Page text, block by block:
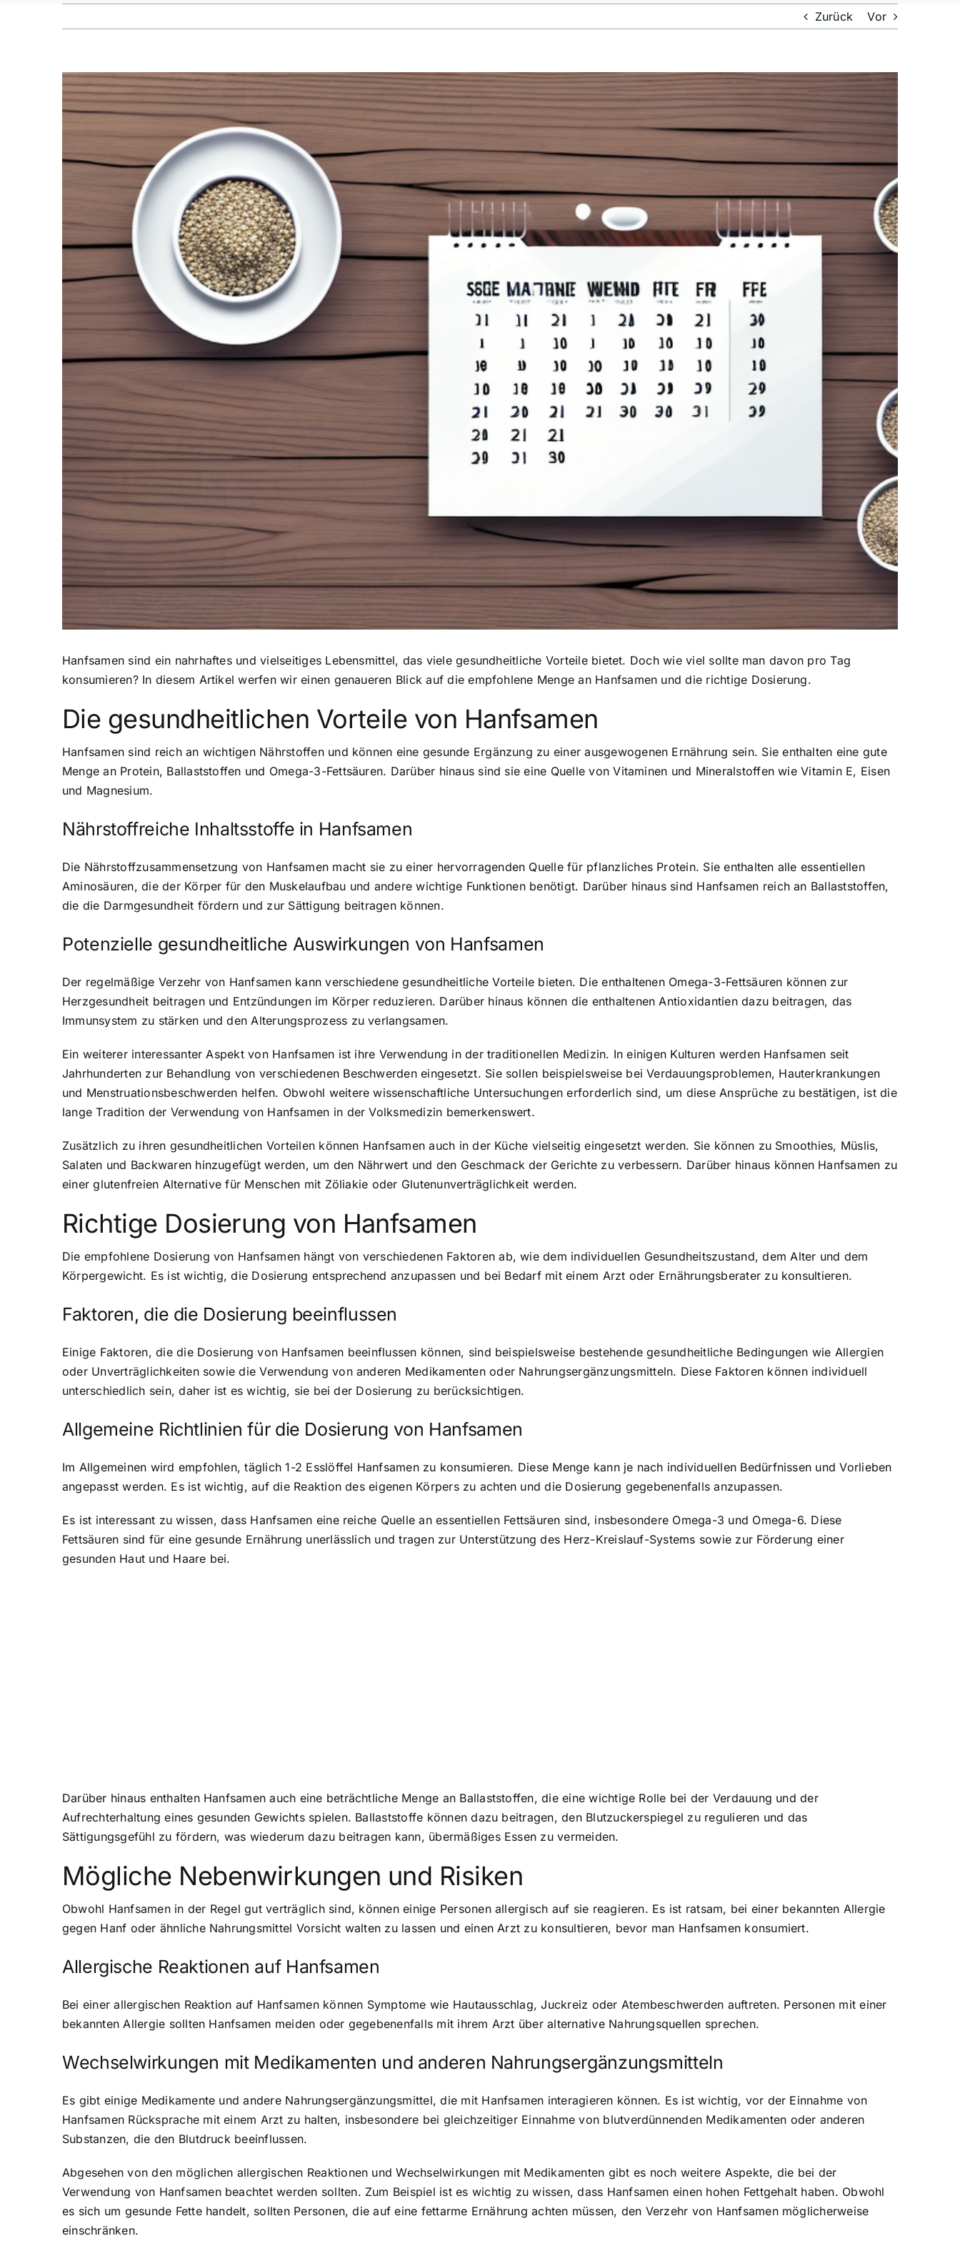
Zurück Vor
Zeige
grösseres
Hanfsamen sind ein nahrhaftes und vielseitiges Lebensmittel, das viele gesundheitliche Vorteile bietet. Doch wie viel sollte man davon pro Tag
konsumieren? In diesem Artikel werfen wir einen genaueren Blick auf die empfohlene Menge an Hanfsamen und die richtige Dosierung.
Die gesundheitlichen Vorteile von Hanfsamen
Hanfsamen sind reich an wichtigen Nährstoffen und können eine gesunde Ergänzung zu einer ausgewogenen Ernährung sein. Sie enthalten eine gute
Menge an Protein, Ballaststoffen und Omega-3-Fettsäuren. Darüber hinaus sind sie eine Quelle von Vitaminen und Mineralstoffen wie Vitamin E, Eisen
und Magnesium.
Nährstoffreiche Inhaltsstoffe in Hanfsamen
Die Nährstoffzusammensetzung von Hanfsamen macht sie zu einer hervorragenden Quelle für pflanzliches Protein. Sie enthalten alle essentiellen
Aminosäuren, die der Körper für den Muskelaufbau und andere wichtige Funktionen benötigt. Darüber hinaus sind Hanfsamen reich an Ballaststoffen,
die die Darmgesundheit fördern und zur Sättigung beitragen können.
Potenzielle gesundheitliche Auswirkungen von Hanfsamen
Der regelmäßige Verzehr von Hanfsamen kann verschiedene gesundheitliche Vorteile bieten. Die enthaltenen Omega-3-Fettsäuren können zur
Herzgesundheit beitragen und Entzündungen im Körper reduzieren. Darüber hinaus können die enthaltenen Antioxidantien dazu beitragen, das
Immunsystem zu stärken und den Alterungsprozess zu verlangsamen.
Ein weiterer interessanter Aspekt von Hanfsamen ist ihre Verwendung in der traditionellen Medizin. In einigen Kulturen werden Hanfsamen seit
Jahrhunderten zur Behandlung von verschiedenen Beschwerden eingesetzt. Sie sollen beispielsweise bei Verdauungsproblemen, Hauterkrankungen
und Menstruationsbeschwerden helfen. Obwohl weitere wissenschaftliche Untersuchungen erforderlich sind, um diese Ansprüche zu bestätigen, ist die
lange Tradition der Verwendung von Hanfsamen in der Volksmedizin bemerkenswert.
Zusätzlich zu ihren gesundheitlichen Vorteilen können Hanfsamen auch in der Küche vielseitig eingesetzt werden. Sie können zu Smoothies, Müslis,
Salaten und Backwaren hinzugefügt werden, um den Nährwert und den Geschmack der Gerichte zu verbessern. Darüber hinaus können Hanfsamen zu
einer glutenfreien Alternative für Menschen mit Zöliakie oder Glutenunverträglichkeit werden.
Richtige Dosierung von Hanfsamen
Die empfohlene Dosierung von Hanfsamen hängt von verschiedenen Faktoren ab, wie dem individuellen Gesundheitszustand, dem Alter und dem
Körpergewicht. Es ist wichtig, die Dosierung entsprechend anzupassen und bei Bedarf mit einem Arzt oder Ernährungsberater zu konsultieren.
Faktoren, die die Dosierung beeinflussen
Einige Faktoren, die die Dosierung von Hanfsamen beeinflussen können, sind beispielsweise bestehende gesundheitliche Bedingungen wie Allergien
oder Unverträglichkeiten sowie die Verwendung von anderen Medikamenten oder Nahrungsergänzungsmitteln. Diese Faktoren können individuell
unterschiedlich sein, daher ist es wichtig, sie bei der Dosierung zu berücksichtigen.
Allgemeine Richtlinien für die Dosierung von Hanfsamen
Im Allgemeinen wird empfohlen, täglich 1-2 Esslöffel Hanfsamen zu konsumieren. Diese Menge kann je nach individuellen Bedürfnissen und Vorlieben
angepasst werden. Es ist wichtig, auf die Reaktion des eigenen Körpers zu achten und die Dosierung gegebenenfalls anzupassen.
Es ist interessant zu wissen, dass Hanfsamen eine reiche Quelle an essentiellen Fettsäuren sind, insbesondere Omega-3 und Omega-6. Diese
Fettsäuren sind für eine gesunde Ernährung unerlässlich und tragen zur Unterstützung des Herz-Kreislauf-Systems sowie zur Förderung einer
gesunden Haut und Haare bei.
Darüber hinaus enthalten Hanfsamen auch eine beträchtliche Menge an Ballaststoffen, die eine wichtige Rolle bei der Verdauung und der
Aufrechterhaltung eines gesunden Gewichts spielen. Ballaststoffe können dazu beitragen, den Blutzuckerspiegel zu regulieren und das
Sättigungsgefühl zu fördern, was wiederum dazu beitragen kann, übermäßiges Essen zu vermeiden.
Mögliche Nebenwirkungen und Risiken
Obwohl Hanfsamen in der Regel gut verträglich sind, können einige Personen allergisch auf sie reagieren. Es ist ratsam, bei einer bekannten Allergie
gegen Hanf oder ähnliche Nahrungsmittel Vorsicht walten zu lassen und einen Arzt zu konsultieren, bevor man Hanfsamen konsumiert.
Allergische Reaktionen auf Hanfsamen
Bei einer allergischen Reaktion auf Hanfsamen können Symptome wie Hautausschlag, Juckreiz oder Atembeschwerden auftreten. Personen mit einer
bekannten Allergie sollten Hanfsamen meiden oder gegebenenfalls mit ihrem Arzt über alternative Nahrungsquellen sprechen.
Wechselwirkungen mit Medikamenten und anderen Nahrungsergänzungsmitteln
Es gibt einige Medikamente und andere Nahrungsergänzungsmittel, die mit Hanfsamen interagieren können. Es ist wichtig, vor der Einnahme von
Hanfsamen Rücksprache mit einem Arzt zu halten, insbesondere bei gleichzeitiger Einnahme von blutverdünnenden Medikamenten oder anderen
Substanzen, die den Blutdruck beeinflussen.
Abgesehen von den möglichen allergischen Reaktionen und Wechselwirkungen mit Medikamenten gibt es noch weitere Aspekte, die bei der
Verwendung von Hanfsamen beachtet werden sollten. Zum Beispiel ist es wichtig zu wissen, dass Hanfsamen einen hohen Fettgehalt haben. Obwohl
es sich um gesunde Fette handelt, sollten Personen, die auf eine fettarme Ernährung achten müssen, den Verzehr von Hanfsamen möglicherweise
einschränken.